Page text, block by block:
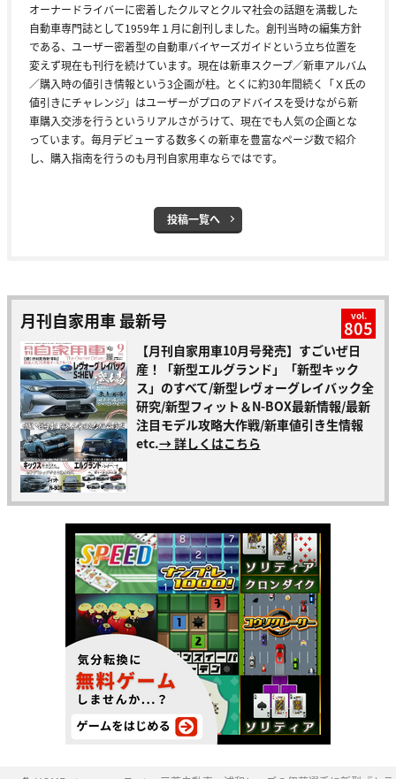
オーナードライバーに密着したクルマとクルマ社会の話題を満載した
自動車専門誌として1959年１月に創刊しました。創刊当時の編集方針
である、ユーザー密着型の自動車バイヤーズガイドという立ち位置を
変えず現在も刊行を続けています。現在は新車スクープ／新車アルバム
／購入時の値引き情報という3企画が柱。とくに約30年間続く「Ｘ氏の
値引きにチャレンジ」はユーザーがプロのアドバイスを受けながら新
車購入交渉を行うというリアルさがうけて、現在でも人気の企画とな
っています。毎月デビューする数多くの新車を豊富なページ数で紹介
し、購入指南を行うのも月刊自家用車ならではです。
投稿一覧へ
月刊自家用車 最新号 vol.
805
【月刊自家用車10月号発売】すごいぜ日
産！「新型エルグランド」「新型キック
ス」のすべて/新型レヴォーグレイバック全
研究/新型フィット＆N-BOX最新情報/最新
注目モデル攻略大作戦/新車値引き生情報
etc.→ 詳しくはこちら